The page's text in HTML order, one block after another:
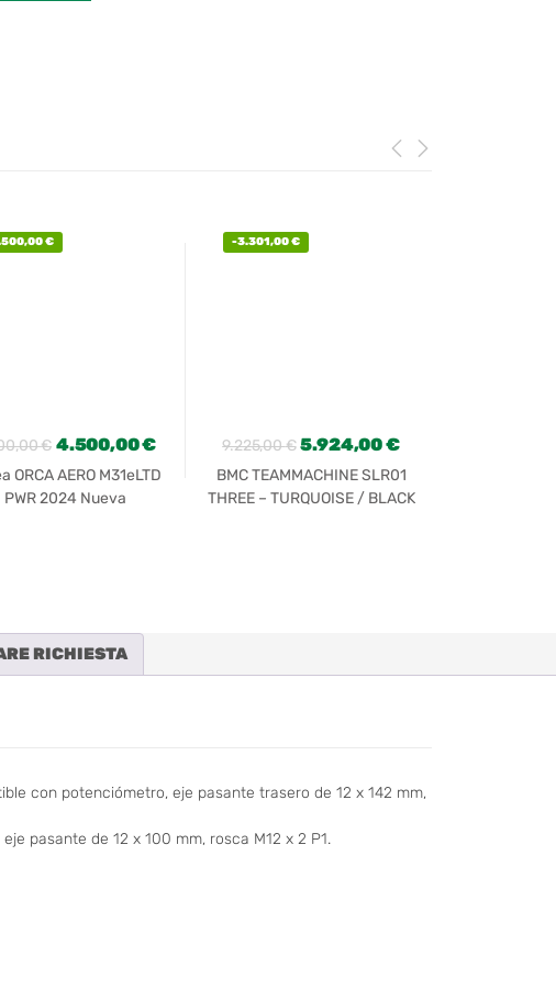
€
€ 4.500,00€
ORCA AERO M31eLTD
PWR 2024 Nueva
-3.301,00€
9.225,00€ 5.924,00€
BMC TEAMMACHINE SLR01
THREE – TURQUOISE / BLACK
RICHIESTA
con potenciómetro, eje pasante trasero de 12 x 142 mm,
pasante de 12 x 100 mm, rosca M12 x 2 P1.